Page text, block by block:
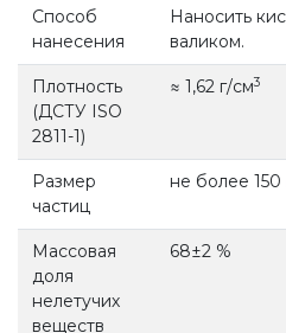
Способ
нанесения
Наносить
валиком.
Плотность
(ДСТУ ISO
2811-1)
≈ 1,62 г/см3
Размер
частиц
не более
Массовая
доля
нелетучих
веществ
68±2 %